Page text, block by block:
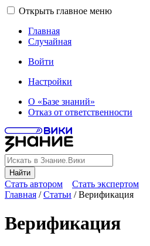
Открыть главное меню
Главная
Случайная
Войти
Настройки
О «Базе знаний»
Отказ от ответственности
Найти
Стать автором
Стать экспертом
Главная /Статьи /Верификация
Верификация